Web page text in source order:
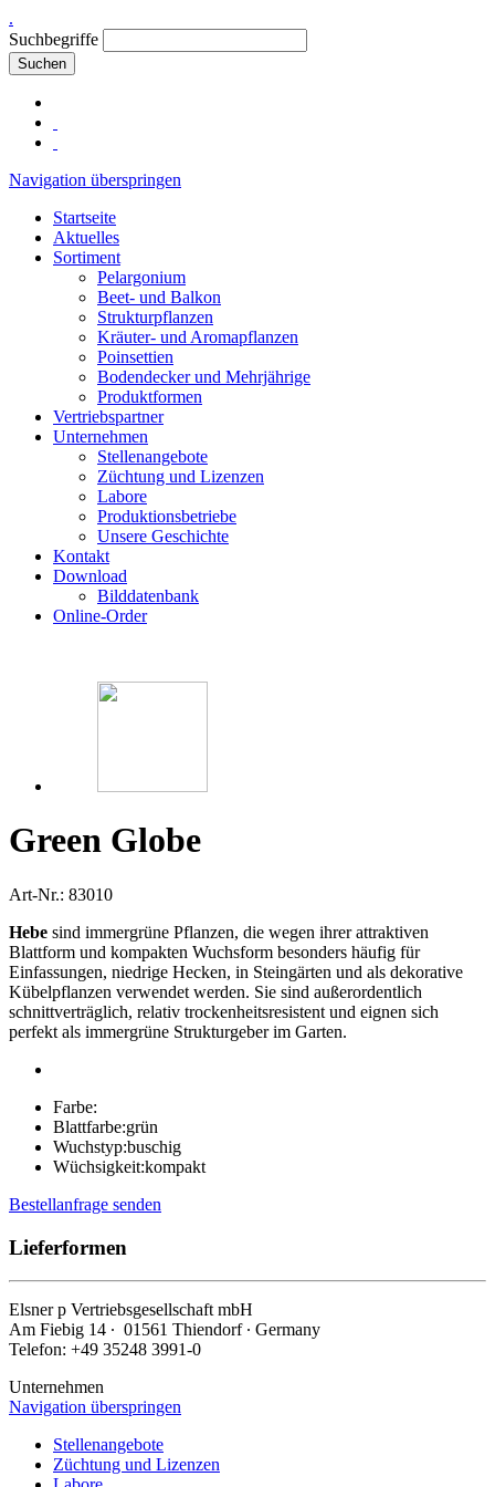
.
Suchbegriffe
Suchen
Navigation überspringen
Startseite
Aktuelles
Sortiment
Pelargonium
Beet- und Balkon
Strukturpflanzen
Kräuter- und Aromapflanzen
Poinsettien
Bodendecker und Mehrjährige
Produktformen
Vertriebspartner
Unternehmen
Stellenangebote
Züchtung und Lizenzen
Labore
Produktionsbetriebe
Unsere Geschichte
Kontakt
Download
Bilddatenbank
Online-Order
Green Globe
Art-Nr.: 83010
Hebe sind immergrüne Pflanzen, die wegen ihrer attraktiven
Blattform und kompakten Wuchsform besonders häufig für
Einfassungen, niedrige Hecken, in Steingärten und als dekorative
Kübelpflanzen verwendet werden. Sie sind außerordentlich
schnittverträglich, relativ trockenheitsresistent und eignen sich
perfekt als immergrüne Strukturgeber im Garten.
Farbe:
Blattfarbe:grün
Wuchstyp:buschig
Wüchsigkeit:kompakt
Bestellanfrage senden
Lieferformen
Elsnerp Vertriebsgesellschaft mbH
Am Fiebig 14 ∙ 01561 Thiendorf ∙ Germany
Telefon: +49 35248 3991-0
Unternehmen
Navigation überspringen
Stellenangebote
Züchtung und Lizenzen